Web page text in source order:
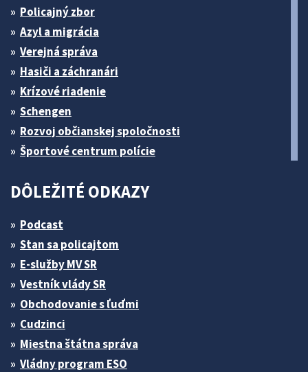
Policajný zbor
Azyl a migrácia
Verejná správa
Hasiči a záchranári
Krízové riadenie
Schengen
Rozvoj občianskej spoločnosti
Športové centrum polície
DÔLEŽITÉ ODKAZY
Podcast
Stan sa policajtom
E-služby MV SR
Vestník vlády SR
Obchodovanie s ľuďmi
Cudzinci
Miestna štátna správa
Vládny program ESO